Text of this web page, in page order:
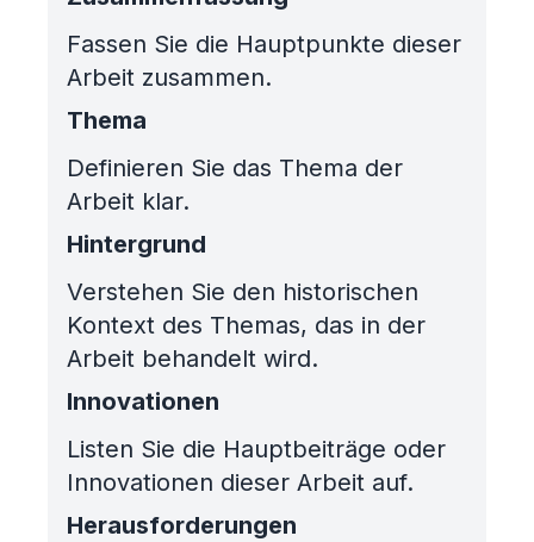
Fassen Sie die Hauptpunkte dieser
Arbeit zusammen.
Thema
Definieren Sie das Thema der
Arbeit klar.
Hintergrund
Verstehen Sie den historischen
Kontext des Themas, das in der
Arbeit behandelt wird.
Innovationen
Listen Sie die Hauptbeiträge oder
Innovationen dieser Arbeit auf.
Herausforderungen